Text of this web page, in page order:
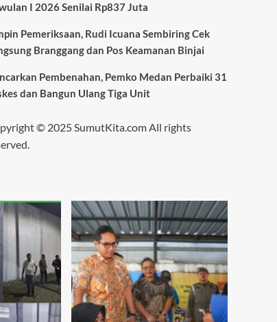
I 2026 Senilai Rp837 Juta
Pemeriksaan, Rudi Icuana Sembiring Cek
Branggang dan Pos Keamanan Binjai
Pembenahan, Pemko Medan Perbaiki 31
dan Bangun Ulang Tiga Unit
© 2025 SumutKita.com All rights